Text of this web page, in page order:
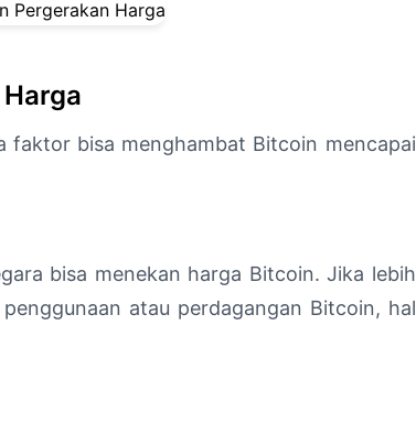
faktor bisa menghambat Bitcoin mencapai
bisa menekan harga Bitcoin. Jika lebih
atau perdagangan Bitcoin, hal